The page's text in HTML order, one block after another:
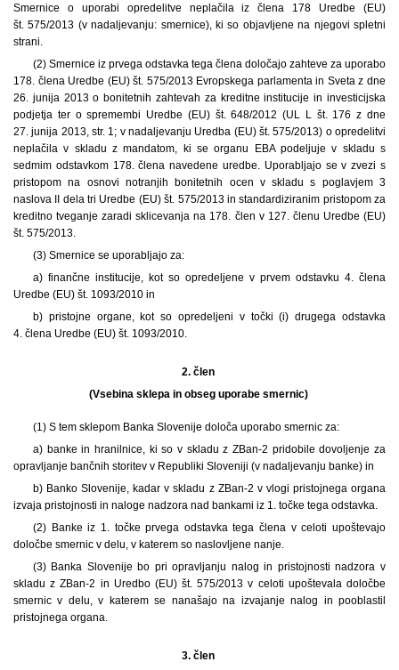
Smernice o uporabi opredelitve neplačila iz člena 178 Uredbe (EU)
št. 575/2013 (v nadaljevanju: smernice), ki so objavljene na njegovi spletni
strani.
(2) Smernice iz prvega odstavka tega člena določajo zahteve za uporabo
178. člena Uredbe (EU) št. 575/2013 Evropskega parlamenta in Sveta z dne
26. junija 2013 o bonitetnih zahtevah za kreditne institucije in investicijska
podjetja ter o spremembi Uredbe (EU) št. 648/2012 (UL L št. 176 z dne
27. junija 2013, str. 1; v nadaljevanju Uredba (EU) št. 575/2013) o opredelitvi
neplačila v skladu z mandatom, ki se organu EBA podeljuje v skladu s
sedmim odstavkom 178. člena navedene uredbe. Uporabljajo se v zvezi s
pristopom na osnovi notranjih bonitetnih ocen v skladu s poglavjem 3
naslova II dela tri Uredbe (EU) št. 575/2013 in standardiziranim pristopom za
kreditno tveganje zaradi sklicevanja na 178. člen v 127. členu Uredbe (EU)
št. 575/2013.
(3) Smernice se uporabljajo za:
a) finančne institucije, kot so opredeljene v prvem odstavku 4. člena
Uredbe (EU) št. 1093/2010 in
b) pristojne organe, kot so opredeljeni v točki (i) drugega odstavka
4. člena Uredbe (EU) št. 1093/2010.
2. člen
(Vsebina sklepa in obseg uporabe smernic)
(1) S tem sklepom Banka Slovenije določa uporabo smernic za:
a) banke in hranilnice, ki so v skladu z ZBan-2 pridobile dovoljenje za
opravljanje bančnih storitev v Republiki Sloveniji (v nadaljevanju banke) in
b) Banko Slovenije, kadar v skladu z ZBan-2 v vlogi pristojnega organa
izvaja pristojnosti in naloge nadzora nad bankami iz 1. točke tega odstavka.
(2) Banke iz 1. točke prvega odstavka tega člena v celoti upoštevajo
določbe smernic v delu, v katerem so naslovljene nanje.
(3) Banka Slovenije bo pri opravljanju nalog in pristojnosti nadzora v
skladu z ZBan-2 in Uredbo (EU) št. 575/2013 v celoti upoštevala določbe
smernic v delu, v katerem se nanašajo na izvajanje nalog in pooblastil
pristojnega organa.
3. člen